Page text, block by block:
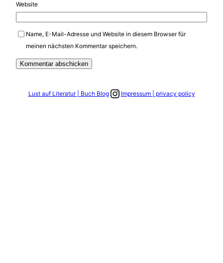
Website
Name, E-Mail-Adresse und Website in diesem Browser für
meinen nächsten Kommentar speichern.
Lust auf Literatur | Buch BlogLink zum Instagram Account
Impressum | privacy policy